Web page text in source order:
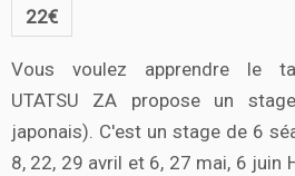
22€
Vous voulez apprendre le
UTATSU ZA propose un
japonais). C'est un stage de 6
8, 22, 29 avril et 6, 27 mai, 6 juin